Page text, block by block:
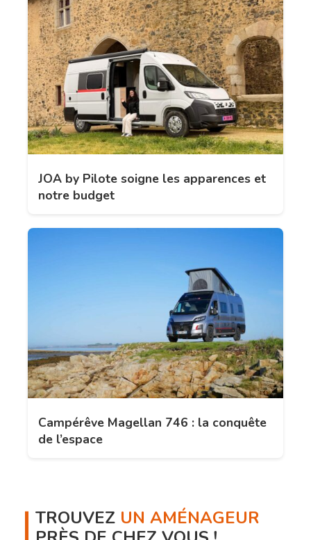
JOA by Pilote soigne les apparences et
notre budget
Campérêve Magellan 746 : la conquête
de l’espace
TROUVEZ UN AMÉNAGEUR